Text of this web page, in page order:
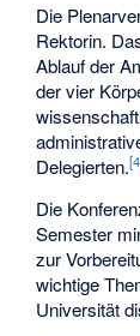
Die
Rektorin.
Ablauf der
der vier
Delegierten.[
Die
Semester
zur
wichtige
Universität